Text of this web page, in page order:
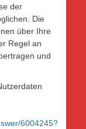
der
Die
über Ihre
Regel an
und
6004245?